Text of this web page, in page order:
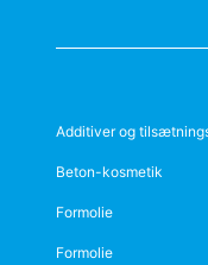
Additiver og
Beton-kosmetik
Formolie
Formolie